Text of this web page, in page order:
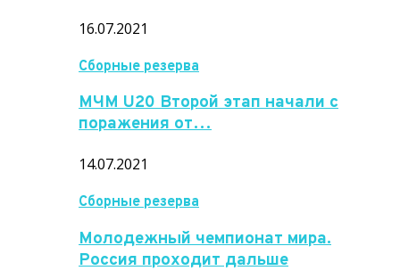
16.07.2021
Сборные резерва
МЧМ U20 Второй этап начали с
поражения от…
14.07.2021
Сборные резерва
Молодежный чемпионат мира.
Россия проходит дальше